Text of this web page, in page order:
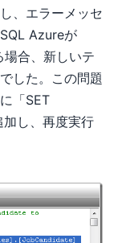
、エラーメッセ
Azureが
場合、新しいテ
した。この問題
「SET
加し、再度実行